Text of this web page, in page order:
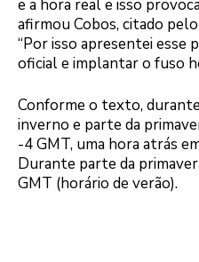
e a hora real e isso
afirmou Cobos, citado
“Por isso apresentei esse
oficial e implantar o fuso
Conforme o texto,
inverno e parte da
-4 GMT, uma hora atrás
Durante parte da
GMT (horário de verão).